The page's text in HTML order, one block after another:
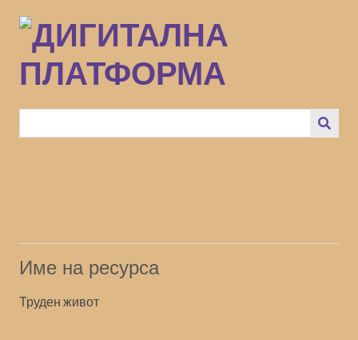
към
основното
съдържание
Име на ресурса
Труден живот